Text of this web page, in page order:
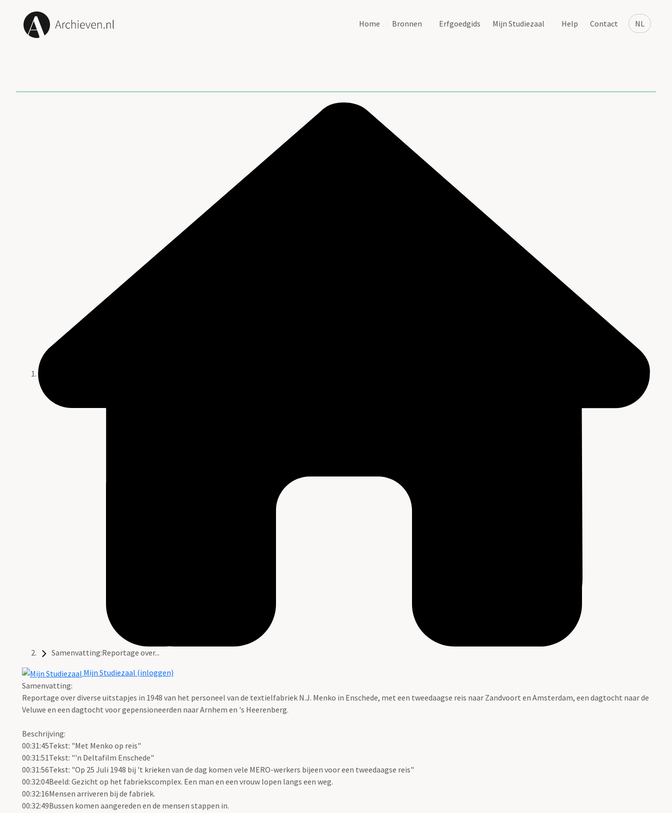
NL
Home Bronnen Erfgoedgids Mijn Studiezaal Help Contact
Samenvatting:Reportage over...
Mijn Studiezaal (inloggen)
Samenvatting:
Reportage over diverse uitstapjes in 1948 van het personeel van de textielfabriek N.J. Menko in Enschede, met een tweedaagse reis naar Zandvoort en Amsterdam, een dagtocht naar de
Veluwe en een dagtocht voor gepensioneerden naar Arnhem en 's Heerenberg.
Beschrijving:
00:31:45Tekst: "Met Menko op reis"
00:31:51Tekst: "'n Deltafilm Enschede"
00:31:56Tekst: "Op 25 Juli 1948 bij 't krieken van de dag komen vele MERO-werkers bijeen voor een tweedaagse reis"
00:32:04Beeld: Gezicht op het fabriekscomplex. Een man en een vrouw lopen langs een weg.
00:32:16Mensen arriveren bij de fabriek.
00:32:49Bussen komen aangereden en de mensen stappen in.